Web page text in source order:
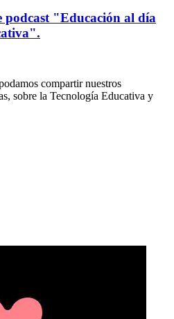
podcast "Educación al día
compartir nuestros
sobre la Tecnología Educativa y